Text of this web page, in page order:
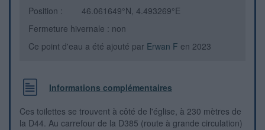
Position :
46.061649°N, 4.493269°E
Fermeture hivernale : non
Ce point d'eau a été ajouté par Erwan F en 2023
Informations complémentaires
Ces toilettes se trouvent à côté de l'église, à 230 mètres de
la D44. Au carrefour de la D385 (route à grande circulation)